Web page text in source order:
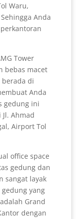
Waru,
Anda
Tower
bebas macet
berada di
Anda
gedung ini
Ahmad
Airport Tol
office space
gedung dan
sangat layak
yang
Grand
dengan